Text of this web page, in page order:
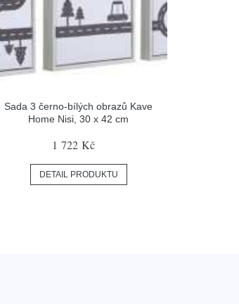
Sada 3 černo-bílých obrazů Kave
Home Nisi, 30 x 42 cm
1 722 Kč
DETAIL PRODUKTU